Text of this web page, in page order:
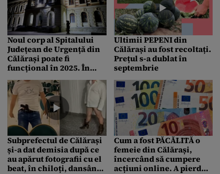
Noul corp al Spitalului
Județean de Urgență din
Călărași poate fi
funcțional în 2025. În
premieră, Municipiul va
benefica de un Muzeu al
Muzicii
Ultimii PEPENI din
Călărași au fost recoltați.
Prețul s-a dublat în
septembrie
Subprefectul de Călărași
și-a dat demisia după ce
au apărut fotografii cu el
beat, în chiloți, dansând
Cum a fost PĂCĂLITĂ o
femeie din Călărași,
încercând să cumpere
acțiuni online. A pierdut